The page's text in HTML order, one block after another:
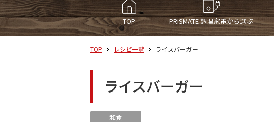
TOP PRISMATE調理家電から選ぶ
TOP レシピ一覧 ライスバーガー
ライスバーガー
和食